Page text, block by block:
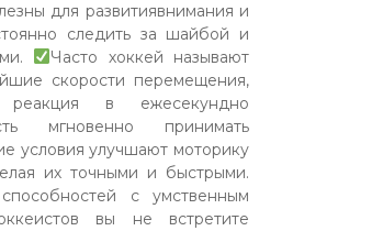
для развитиявнимания и
следить за шайбой и
Часто хоккей называют
скорости перемещения,
реакция в ежесекундно
мгновенно принимать
условия улучшают моторику
их точными и быстрыми.
с умственным
вы не встретите